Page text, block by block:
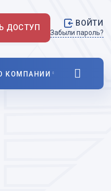
ДОСТУП ВОЙТИ
Забыли пароль?
КОМПАНИИ